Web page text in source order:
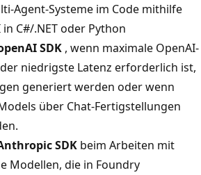
Agent-Systeme im Code mithilfe
C#/.NET oder Python
SDK , wenn maximale OpenAI-
niedrigste Latenz erforderlich ist,
generiert werden oder wenn
über Chat-Fertigstellungen
SDK beim Arbeiten mit
Modellen, die in Foundry